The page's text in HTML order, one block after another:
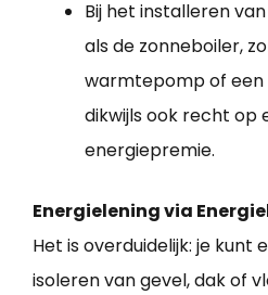
Bij het installeren
als de zonneboiler,
warmtepomp of een
dikwijls ook recht op
energiepremie.
Energielening via
Het is overduidelijk: je
isoleren van gevel, dak of